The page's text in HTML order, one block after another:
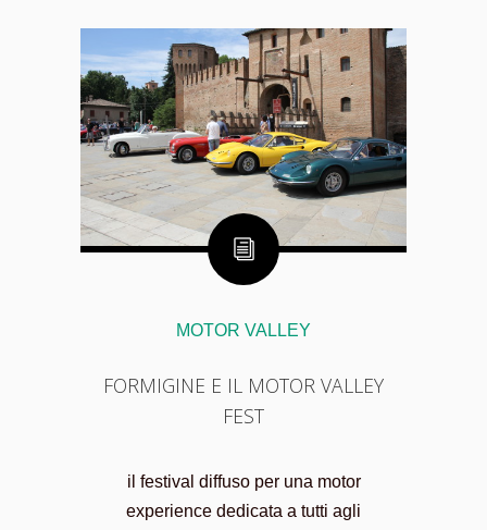
MOTOR VALLEY
FORMIGINE E IL MOTOR VALLEY
FEST
il festival diffuso per una motor
experience dedicata a tutti agli